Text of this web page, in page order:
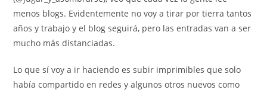
menos blogs. Evidentemente no voy a tirar por tierra tantos
años y trabajo y el blog seguirá, pero las entradas van a ser
mucho más distanciadas.
Lo que sí voy a ir haciendo es subir imprimibles que solo
había compartido en redes y algunos otros nuevos como